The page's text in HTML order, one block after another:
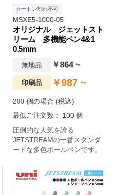
カートン割れ不可
MSXE5-1000-05
オリジナル ジェットスト
リーム 多機能ペン4&1
0.5mm
無地品 ￥864 ~
印刷品 ￥987 ~
200 個の場合 (税込)
最低ご注文数： 100 個
圧倒的な人気を誇る
JETSTREAMの一番スタンダ
ードな多色ボールペンです。